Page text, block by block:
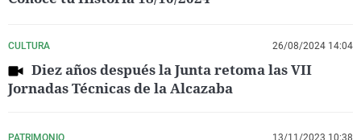
CULTURA 26/08/2024 14:04
Diez años después la Junta retoma las VII
Jornadas Técnicas de la Alcazaba
PATRIMONIO 13/11/2023 10:38